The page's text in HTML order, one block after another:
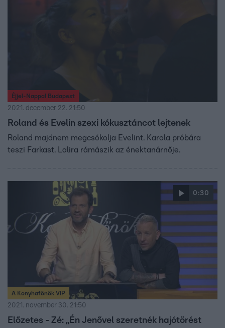
Éjjel-Nappal Budapest
2021. december 22. 21:50
Roland és Evelin szexi kókusztáncot lejtenek
Roland majdnem megcsókolja Evelint. Karola próbára
teszi Farkast. Lalira rámászik az énektanárnője.
0:30
A Konyhafőnök VIP
2021. november 30. 21:50
Előzetes - Zé: „Én Jenővel szeretnék hajótörést